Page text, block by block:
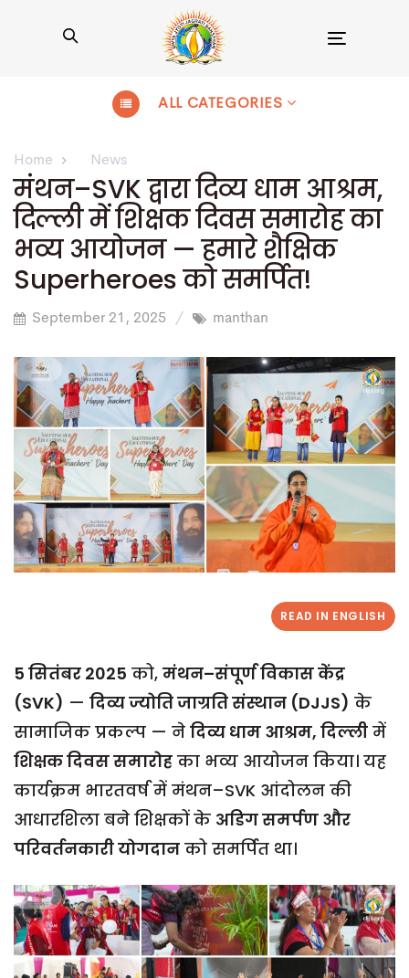
ALL CATEGORIES
Home News
मंथन–SVK द्वारा दिव्य धाम आश्रम,
दिल्ली में शिक्षक दिवस समारोह का
भव्य आयोजन — हमारे शैक्षिक
Superheroes को समर्पित!
September 21, 2025 manthan
READ IN ENGLISH
5 सितंबर 2025 को, मंथन–संपूर्ण विकास केंद्र
(SVK) — दिव्य ज्योति जाग्रति संस्थान (DJJS) के
सामाजिक प्रकल्प — ने दिव्य धाम आश्रम, दिल्ली में
शिक्षक दिवस समारोह का भव्य आयोजन किया। यह
कार्यक्रम भारतवर्ष में मंथन–SVK आंदोलन की
आधारशिला बने शिक्षकों के अडिग समर्पण और
परिवर्तनकारी योगदान को समर्पित था।